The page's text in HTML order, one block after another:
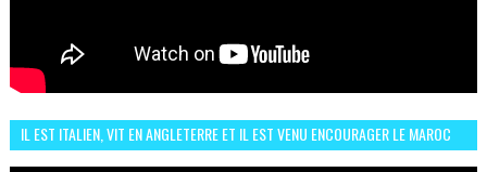
IL EST ITALIEN, VIT EN ANGLETERRE ET IL EST VENU ENCOURAGER LE MAROC